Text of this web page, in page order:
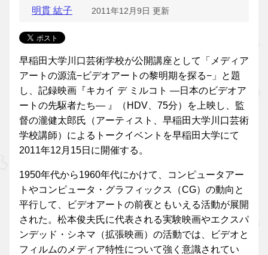
明貫 紘子 2011年12月9日 更新
早稲田大学川口芸術学校が公開講座として「メディア
アートの源流−ビデオアートの黎明期を探る−」と題
し、記録映画『キカイ デ ミルコト —日本のビデオア
ートの先駆者たち— 』（HDV、75分）を上映し、監
督の瀧健太郎氏（アーティスト、早稲田大学川口芸術
学校講師）によるトークイベントを早稲田大学にて
2011年12月15日に開催する。
1950年代から1960年代にかけて、コンピュータアー
トやコンピュータ・グラフィックス（CG）の動向と
平行して、ビデオアートの前夜ともいえる活動が展開
された。松本俊夫氏に代表される実験映画やエクスパ
ンデッド・シネマ（拡張映画）の活動では、ビデオと
フィルムのメディア特性について強く意識されてい